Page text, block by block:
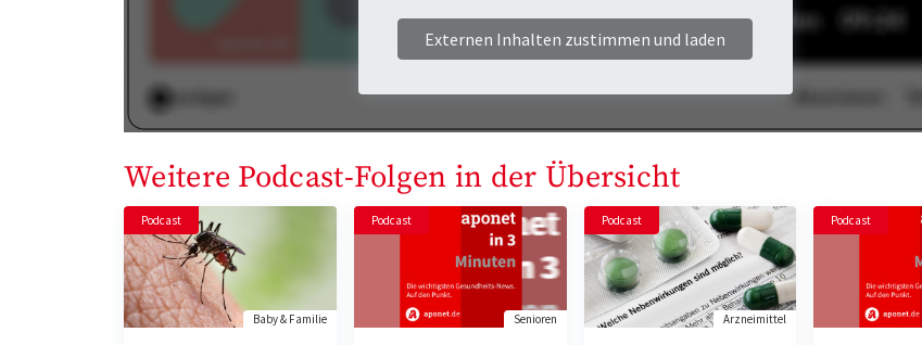
Externen Inhalten zustimmen und laden
Weitere Podcast-Folgen in der Übersicht
Podcast
Baby & Familie
Podcast
Senioren
Podcast
Arzneimittel
Podcast